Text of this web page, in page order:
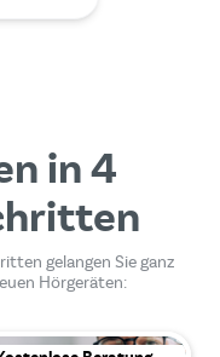
in 4
gelangen Sie ganz
Hörgeräten: